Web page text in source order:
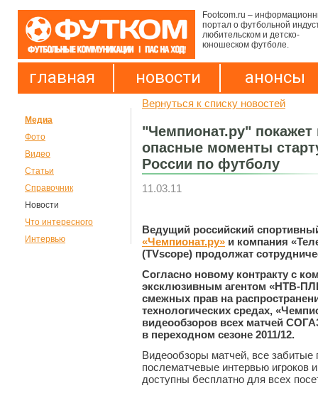
Footcom.ru –
портал о футбольной
любительском и детско-
юношеском футболе.
главная новости анонсы
Медиа
Фото
Видео
Статьи
Справочник
Новости
Что интересного
Интервью
Вернуться к списку новостей
"Чемпионат.ру" покажет
опасные моменты
России по футболу
11.03.11
Ведущий российский
«Чемпионат.ру» и компания
(TVscope) продолжат
Согласно новому контракту с
эксклюзивным агентом «НТВ-
смежных прав на
технологических средах,
видеообзоров всех матчей
в переходном сезоне 2011/12.
Видеообзоры матчей, все забитые
послематчевые интервью игроков
доступны бесплатно для всех